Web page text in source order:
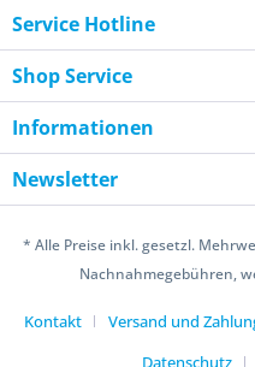
Service Hotline
Shop Service
Informationen
Newsletter
* Alle Preise inkl. gesetzl.
Nachnahmegebühren,
Kontakt Versand und
Datenschutz